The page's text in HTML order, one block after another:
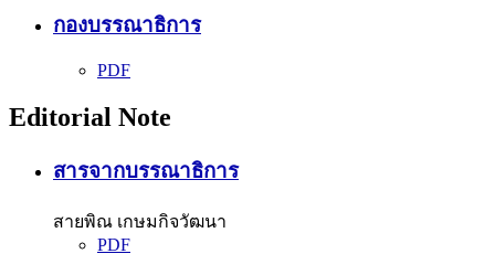
กองบรรณาธิการ
PDF
Editorial Note
สารจากบรรณาธิการ
สายพิณ เกษมกิจวัฒนา
PDF